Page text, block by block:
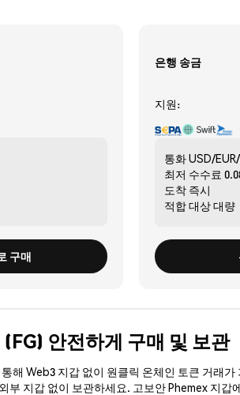
구매
은행 송금
지원:
통화USD/
최저 수수료
도착 즉시
적합 대상대량
안전하게 구매 및 보관
통해 Web3 지갑 없이 원클릭 온체인 토큰 거래가
부 지갑 없이 보관하세요. 고보안 Phemex 지